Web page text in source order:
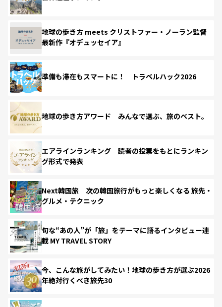
地球の歩き方 meets クリストファー・ノーラン監督
最新作『オデュッセイア』
準備も滞在もスマートに！ トラベルハック2026
地球の歩き方アワード みんなで選ぶ、旅のベスト。
エアラインランキング 読者の投票をもとにランキン
グ形式で発表
Next韓国旅 次の韓国旅行がもっと楽しくなる 旅先・
グルメ・テクニック
旬な“あの人”が「旅」をテーマに語るインタビュー連
載 MY TRAVEL STORY
今、こんな旅がしてみたい！地球の歩き方が選ぶ2026
年絶対行くべき旅先30